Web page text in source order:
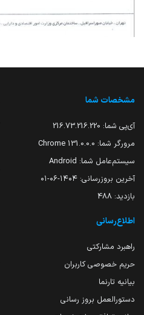
مشخصات شما
آی‌پی شما: 216.73.216.220
مرورگر شما: 131.0.0.0 Chrome
سیستم‌عامل شما: Android
آخرین بروزرسانی: ۱۴۰۴-۰۶-۰۱
بازدید: 488
اطلاع‌رسانی
راهبرد مشارکتی
حریم خصوصی کاربران
بیانیه تارنما
دستورالعمل بروز رسانی